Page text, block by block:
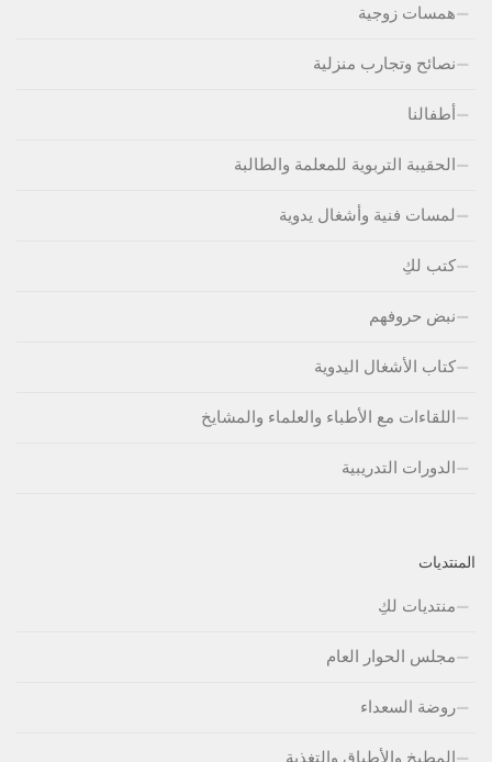
همسات زوجية
نصائح وتجارب منزلية
أطفالنا
الحقيبة التربوية للمعلمة والطالبة
لمسات فنية وأشغال يدوية
كتب لكِ
نبض حروفهم
كتاب الأشغال اليدوية
اللقاءات مع الأطباء والعلماء والمشايخ
الدورات التدريبية
المنتديات
منتديات لكِ
مجلس الحوار العام
روضة السعداء
المطبخ والأطباق والتغذية